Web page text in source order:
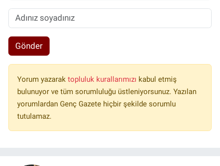
Gönder
Yorum yazarak topluluk kurallarımızı kabul etmiş
bulunuyor ve tüm sorumluluğu üstleniyorsunuz. Yazılan
yorumlardan Genç Gazete hiçbir şekilde sorumlu
tutulamaz.